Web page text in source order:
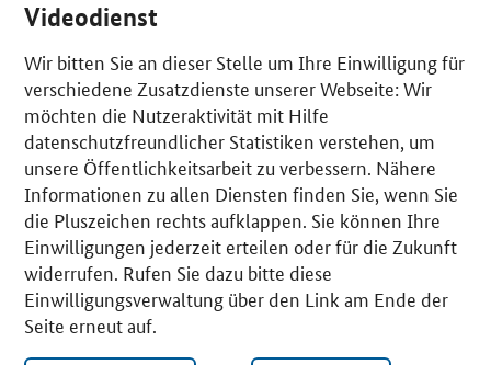
Videodienst
Wir bitten Sie an dieser Stelle um Ihre Einwilligung für
verschiedene Zusatzdienste unserer Webseite: Wir
möchten die Nutzeraktivität mit Hilfe
datenschutzfreundlicher Statistiken verstehen, um
unsere Öffentlichkeitsarbeit zu verbessern. Nähere
Informationen zu allen Diensten finden Sie, wenn Sie
die Pluszeichen rechts aufklappen. Sie können Ihre
Einwilligungen jederzeit erteilen oder für die Zukunft
widerrufen. Rufen Sie dazu bitte diese
Einwilligungsverwaltung über den Link am Ende der
Seite erneut auf.